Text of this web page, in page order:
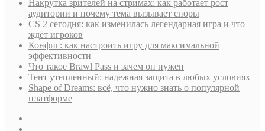
Накрутка зрителей на стримах: как работает рост
аудитории и почему тема вызывает споры
CS 2 сегодня: как изменилась легендарная игра и что
ждёт игроков
Конфиг: как настроить игру для максимальной
эффективности
Что такое Brawl Pass и зачем он нужен
Тент утепленный: надежная защита в любых условиях
Shape of Dreams: всё, что нужно знать о популярной
платформе